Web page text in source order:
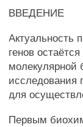
ВВЕДЕНИЕ
Актуальность
генов
молекулярной
исследования
для
Первым